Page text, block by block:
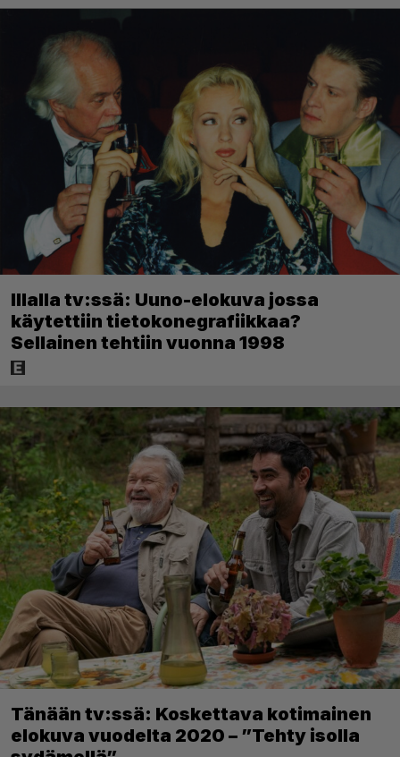
Illalla tv:ssä: Uuno-elokuva jossa
käytettiin tietokonegrafiikkaa?
Sellainen tehtiin vuonna 1998
Tänään tv:ssä: Koskettava kotimainen
elokuva vuodelta 2020 – ”Tehty isolla